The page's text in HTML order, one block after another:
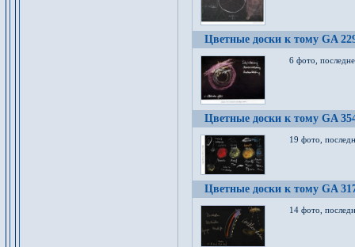
Цветные доски к тому GA
6 фото,
Цветные доски к тому GA
19 фото,
Цветные доски к тому GA
14 фото,